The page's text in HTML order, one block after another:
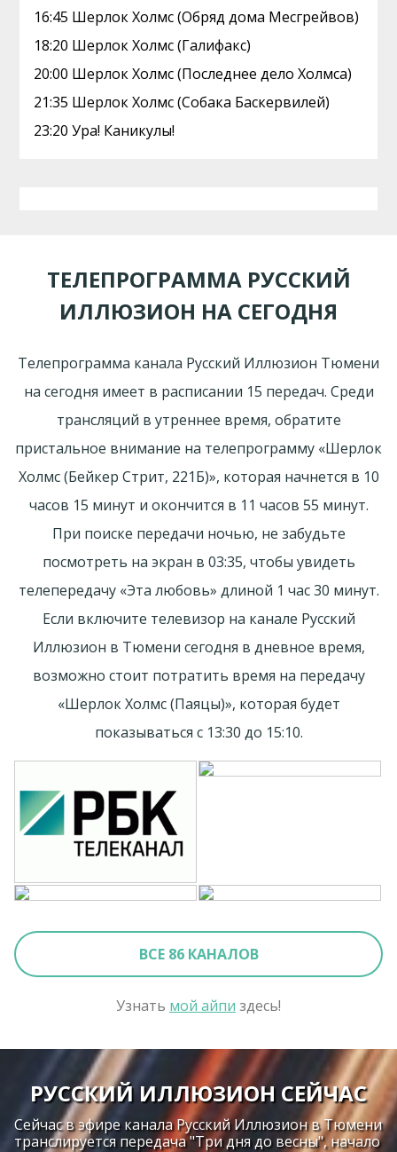
16:45 Шерлок Холмс (Обряд дома Месгрейвов)
18:20 Шерлок Холмс (Галифакс)
20:00 Шерлок Холмс (Последнее дело Холмса)
21:35 Шерлок Холмс (Собака Баскервилей)
23:20 Ура! Каникулы!
ТЕЛЕПРОГРАММА РУССКИЙ
ИЛЛЮЗИОН НА СЕГОДНЯ
Телепрограмма канала Русский Иллюзион Тюмени
на сегодня имеет в расписании 15 передач. Среди
трансляций в утреннее время, обратите
пристальное внимание на телепрограмму «Шерлок
Холмс (Бейкер Стрит, 221Б)», которая начнется в 10
часов 15 минут и окончится в 11 часов 55 минут.
При поиске передачи ночью, не забудьте
посмотреть на экран в 03:35, чтобы увидеть
телепередачу «Эта любовь» длиной 1 час 30 минут.
Если включите телевизор на канале Русский
Иллюзион в Тюмени сегодня в дневное время,
возможно стоит потратить время на передачу
«Шерлок Холмс (Паяцы)», которая будет
показываться с 13:30 до 15:10.
ВСЕ 86 КАНАЛОВ
Узнать мой айпи здесь!
РУССКИЙ ИЛЛЮЗИОН СЕЙЧАС
Сейчас в эфире канала Русский Иллюзион в Тюмени
транслируется передача "Три дня до весны", начало